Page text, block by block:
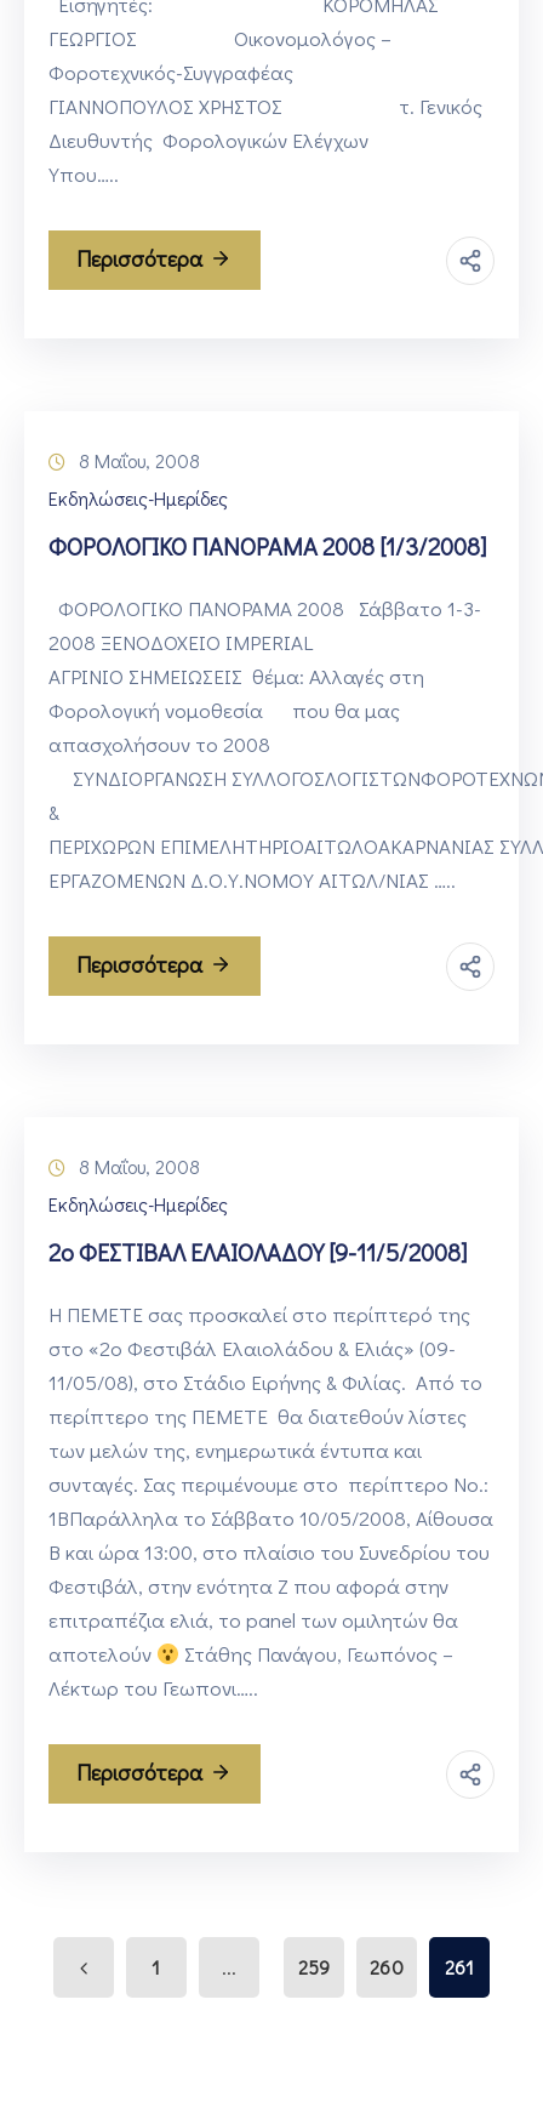
ΓΕΩΡΓΙΟΣ Οικονομολόγος –
Φοροτεχνικός-Συγγραφέας
ΓΙΑΝΝΟΠΟΥΛΟΣ ΧΡΗΣΤΟΣ τ. Γενικός
Διευθυντής Φορολογικών Ελέγχων
Υπου…..
Περισσότερα
8 Μαΐου, 2008
Εκδηλώσεις-Ημερίδες
ΦΟΡΟΛΟΓΙΚΟ ΠΑΝΟΡΑΜΑ 2008 [1/3/2008]
ΦΟΡΟΛΟΓΙΚΟ ΠΑΝΟΡΑΜΑ 2008 Σάββατο 1-3-
2008 ΞΕΝΟΔΟΧΕΙΟ IMPERIAL
ΑΓΡΙΝΙΟ ΣΗΜΕΙΩΣΕΙΣ θέμα: Αλλαγές στη
Φορολογική νομοθεσία που θα μας
απασχολήσουν το 2008
ΣΥΝΔΙΟΡΓΑΝΩΣΗ
&
ΠΕΡΙΧΩΡΩΝ ΕΠΙΜΕΛΗΤΗΡΙΟΑΙΤΩΛΟΑΚΑΡΝΑΝΙΑΣ
ΕΡΓΑΖΟΜΕΝΩΝ Δ.Ο.Υ.ΝΟΜΟΥ ΑΙΤΩΛ/ΝΙΑΣ …..
Περισσότερα
8 Μαΐου, 2008
Εκδηλώσεις-Ημερίδες
2ο ΦΕΣΤΙΒΑΛ ΕΛΑΙΟΛΑΔΟΥ [9-11/5/2008]
Η ΠΕΜΕΤΕ σας προσκαλεί στο περίπτερό της
στο «2ο Φεστιβάλ Ελαιολάδου & Ελιάς» (09-
11/05/08), στο Στάδιο Ειρήνης & Φιλίας. Από το
περίπτερο της ΠΕΜΕΤΕ θα διατεθούν λίστες
των μελών της, ενημερωτικά έντυπα και
συνταγές. Σας περιμένουμε στο περίπτερο Νο.:
1ΒΠαράλληλα το Σάββατο 10/05/2008, Αίθουσα
Β και ώρα 13:00, στο πλαίσιο του Συνεδρίου του
Φεστιβάλ, στην ενότητα Ζ που αφορά στην
επιτραπέζια ελιά, το panel των ομιλητών θα
αποτελούν
Στάθης Πανάγου, Γεωπόνος –
Λέκτωρ του Γεωπονι…..
Περισσότερα
1 ... 259 260 261